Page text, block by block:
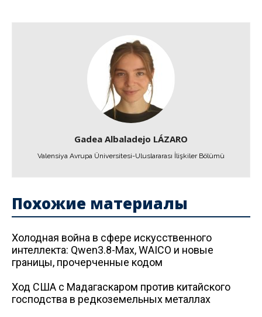
Gadea Albaladejo LÁZARO
Valensiya Avrupa Üniversitesi-Uluslararası İlişkiler Bölümü
Похожие материалы
Холодная война в сфере искусственного
интеллекта: Qwen3.8-Max, WAICO и новые
границы, прочерченные кодом
Ход США с Мадагаскаром против китайского
господства в редкоземельных металлах